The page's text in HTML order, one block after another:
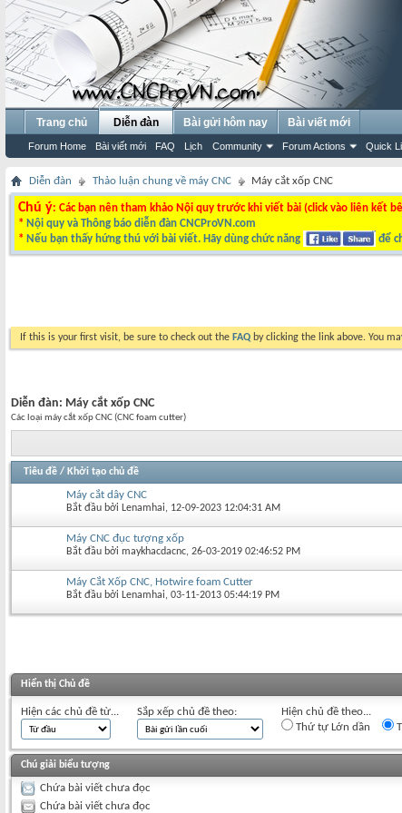
Trang chủ Diễn đàn
Forum Home Bài viết mới FAQ Lịch Community Forum Actions Quick
Bài gửi hôm nay Bài viết mới
Diễn đàn Thảo luận chung về máy CNC Máy cắt xốp CNC
Chú ý: Các bạn nên tham khảo Nội quy trước khi viết bài (click vào liên kết
* Nội quy và Thông báo diễn đàn CNCProVN.com
* Nếu bạn thấy hứng thú với bài viết. Hãy dùng chức năng để
If this is your first visit, be sure to check out the FAQ by clicking the link above. You
Diễn đàn: Máy cắt xốp CNC
Các loại máy cắt xốp CNC (CNC foam cutter)
Tiêu đề / Khởi tạo chủ đề
Máy cắt dây CNC
Bắt đầu bởi Lenamhai‎, 12-09-2023 12:04:31 AM
Máy CNC đục tượng xốp
Bắt đầu bởi maykhacdacnc‎, 26-03-2019 02:46:52 PM
Máy Cắt Xốp CNC, Hotwire foam Cutter
Bắt đầu bởi Lenamhai‎, 03-11-2013 05:44:19 PM
Hiển thị Chủ đề
Hiện các chủ đề từ... Sắp xếp chủ đề theo:
Hiện chủ đề theo...
Thứ tự Lớn dần
Chú giải biểu tượng
Chứa bài viết chưa đọc
Chứa bài viết chưa đọc